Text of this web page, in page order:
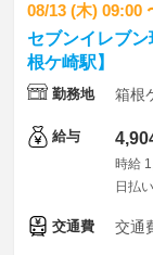
08/13 (木) 09:00
セブンイレブ
根ケ崎駅】
勤務地 箱根
給与
時給
日払
交通費 交通